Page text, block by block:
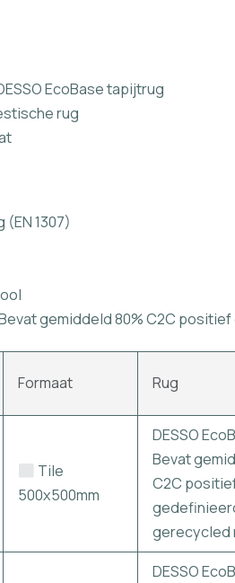
EcoBase tapijtrug
rug
1307)
gemiddeld 80% C2C
Formaat Rug
Tile
500x500mm
DESSO
Bevat
C2C
gerecycled
DESSO